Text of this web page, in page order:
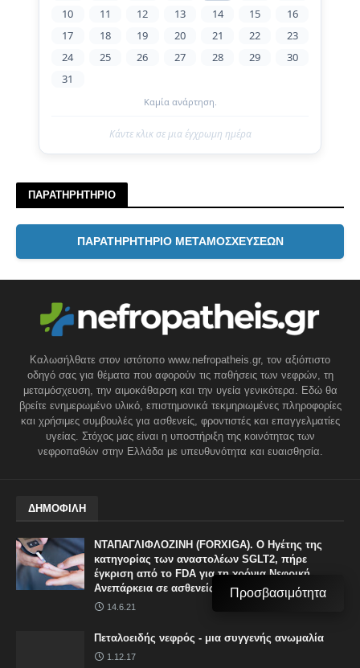
10
11 12 13 14 15
16
17
18 19 20 21 22
23
24
25 26 27 28 29
30
31
Καμία ανάρτηση.
Κάντε κλικ σε μια έγχρωμη ημέρα
ΠΑΡΑΤΗΡΗΤΗΡΙΟ
ΠΑΡΑΤΗΡΗΤΗΡΙΟ ΜΕΤΑΜΟΣΧΕΥΣΕΩΝ
Καλωσήλθατε στον ιστότοπο www.nefropatheis.gr, τον αξιόπιστο
οδηγό σας για θέματα που αφορούν τις παθήσεις των νεφρών, τη
μεταμόσχευση, την αιμοκάθαρση και την υγεία γενικότερα. Εδώ θα
βρείτε ενημερωμένο υλικό, επιστημονικά τεκμηριωμένες πληροφορίες
και χρήσιμες συμβουλές για ασθενείς, φροντιστές και επαγγελματίες
υγείας. Στόχος μας είναι η υποστήριξη της κοινότητας των
νεφροπαθών στην Ελλάδα με υπευθυνότητα και ευαισθησία.
ΔΗΜΟΦΙΛΗ
ΝΤΑΠΑΓΛΙΦΛΟΖΙΝΗ (FORXIGA). Ο Ηγέτης της
κατηγορίας των αναστολέων SGLT2, πήρε
έγκριση από το FDA για τη χρόνια Νεφρική
Ανεπάρκεια σε ασθενείς με ή χωρίς ΣΔ
14.6.21
Πεταλοειδής νεφρός - μια συγγενής ανωμαλία
1.12.17
Προσβασιμότητα